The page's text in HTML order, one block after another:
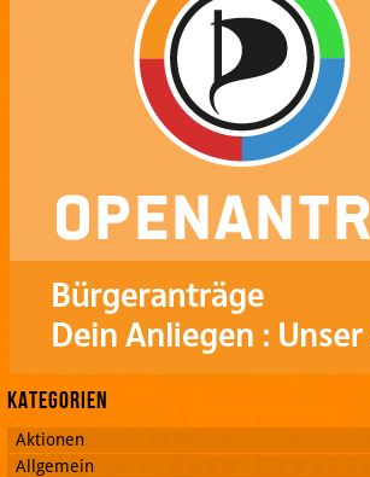
Kategorien
Aktionen
Allgemein